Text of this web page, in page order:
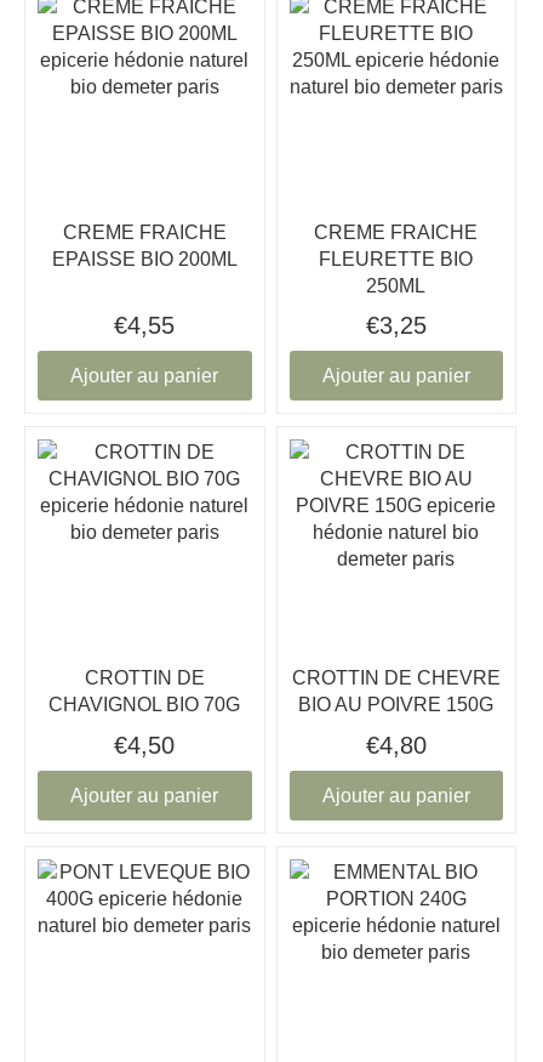
CREME FRAICHE
EPAISSE BIO 200ML
€4,55
Ajouter au panier
CREME FRAICHE
FLEURETTE BIO
250ML
€3,25
Ajouter au panier
CROTTIN DE
CHAVIGNOL BIO 70G
€4,50
Ajouter au panier
CROTTIN DE CHEVRE
BIO AU POIVRE 150G
€4,80
Ajouter au panier